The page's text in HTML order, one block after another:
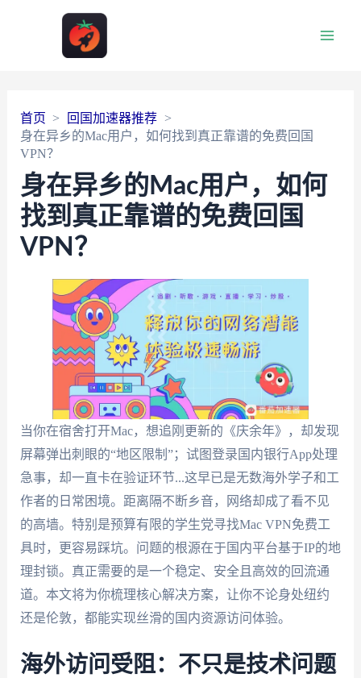
首页
回国加速器推荐
身在异乡的Mac用户，如何找到真正靠谱的免费回国
VPN？
身在异乡的Mac用户，如何
找到真正靠谱的免费回国
VPN？
当你在宿舍打开Mac，想追刚更新的《庆余年》，却发现
屏幕弹出刺眼的“地区限制”；试图登录国内银行App处理
急事，却一直卡在验证环节...这早已是无数海外学子和工
作者的日常困境。距离隔不断乡音，网络却成了看不见
的高墙。特别是预算有限的学生党寻找Mac VPN免费工
具时，更容易踩坑。问题的根源在于国内平台基于IP的地
理封锁。真正需要的是一个稳定、安全且高效的回流通
道。本文将为你梳理核心解决方案，让你不论身处纽约
还是伦敦，都能实现丝滑的国内资源访问体验。
海外访问受阻：不只是技术问题